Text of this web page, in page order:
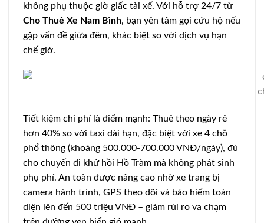
không phụ thuộc giờ giấc tài xế. Với hỗ trợ 24/7 từ
Cho Thuê Xe Nam Bình, bạn yên tâm gọi cứu hộ nếu
gặp vấn đề giữa đêm, khác biệt so với dịch vụ hạn
chế giờ.
Tiết kiệm chi phí là điểm mạnh: Thuê theo ngày rẻ
hơn 40% so với taxi dài hạn, đặc biệt với xe 4 chỗ
phổ thông (khoảng 500.000-700.000 VNĐ/ngày), đủ
cho chuyến đi khứ hồi Hồ Tràm mà không phát sinh
phụ phí. An toàn được nâng cao nhờ xe trang bị
camera hành trình, GPS theo dõi và bảo hiểm toàn
diện lên đến 500 triệu VNĐ – giảm rủi ro va chạm